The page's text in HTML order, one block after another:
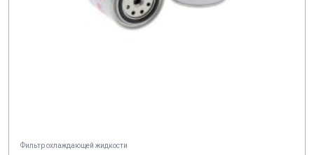
Фильтр охлаждающей жидкости